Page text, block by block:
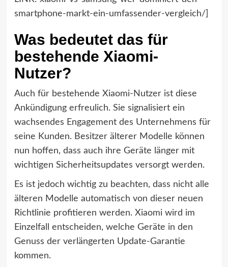
smartphone-markt-ein-umfassender-vergleich/]
Was bedeutet das für
bestehende Xiaomi-
Nutzer?
Auch für bestehende Xiaomi-Nutzer ist diese
Ankündigung erfreulich. Sie signalisiert ein
wachsendes Engagement des Unternehmens für
seine Kunden. Besitzer älterer Modelle können
nun hoffen, dass auch ihre Geräte länger mit
wichtigen Sicherheitsupdates versorgt werden.
Es ist jedoch wichtig zu beachten, dass nicht alle
älteren Modelle automatisch von dieser neuen
Richtlinie profitieren werden. Xiaomi wird im
Einzelfall entscheiden, welche Geräte in den
Genuss der verlängerten Update-Garantie
kommen.